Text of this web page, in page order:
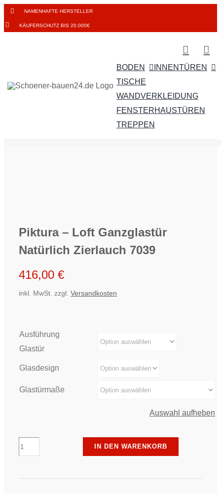
Zum
Inhalt
NAMENHAFTE HERSTELLER
KÄUFERSCHUTZ BIS 20.000€
BODEN
INNENTÜREN
TISCHE
WANDVERKLEIDUNG
FENSTERHAUSTÜREN
TREPPEN
Piktura – Loft Ganzglastür
Natürlich Zierlauch 7039
416,00 €
inkl. MwSt. zzgl. Versandkosten
Ausführung
Glastür
Glasdesign
Glastürmaße
Auswahl aufheben
Piktura
-
IN DEN WARENKORB